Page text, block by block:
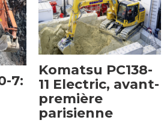
7:
Komatsu PC138-
11 Electric, avant-
première
parisienne